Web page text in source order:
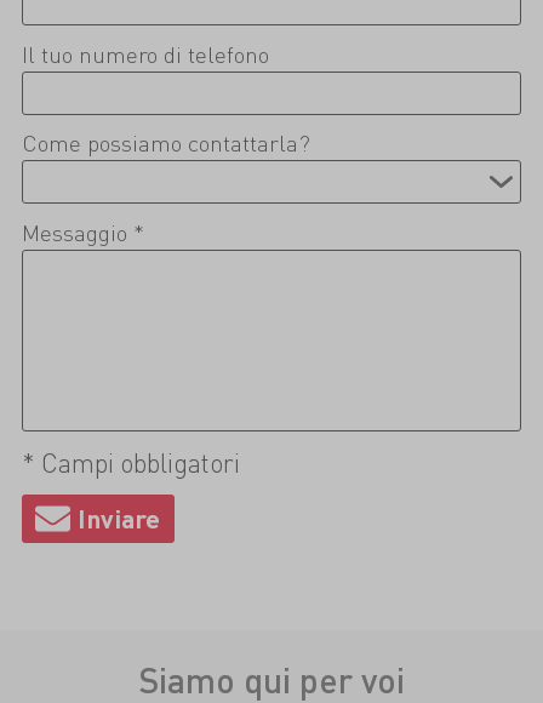
Il tuo numero di telefono
Come possiamo contattarla?
Messaggio *
* Campi obbligatori
Siamo qui per voi